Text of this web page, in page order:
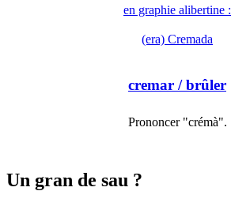
en graphie alibertine :
(era) Cremada
cremar / brûler
Prononcer "crémà".
Un gran de sau ?